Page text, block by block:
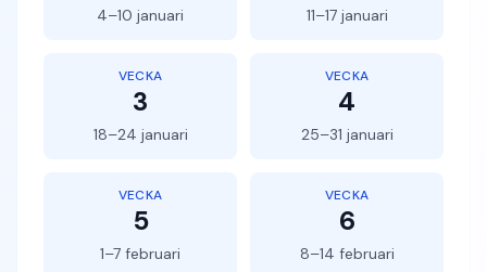
4–10 januari 11–17 januari
VECKA
3
18–24 januari
VECKA
4
25–31 januari
VECKA
5
1–7 februari
VECKA
6
8–14 februari